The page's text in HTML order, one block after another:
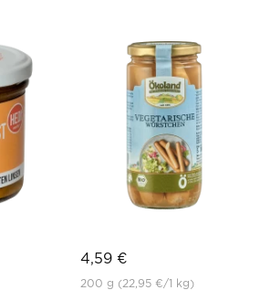
4,59 €
200 g (22,95 €/1 kg)